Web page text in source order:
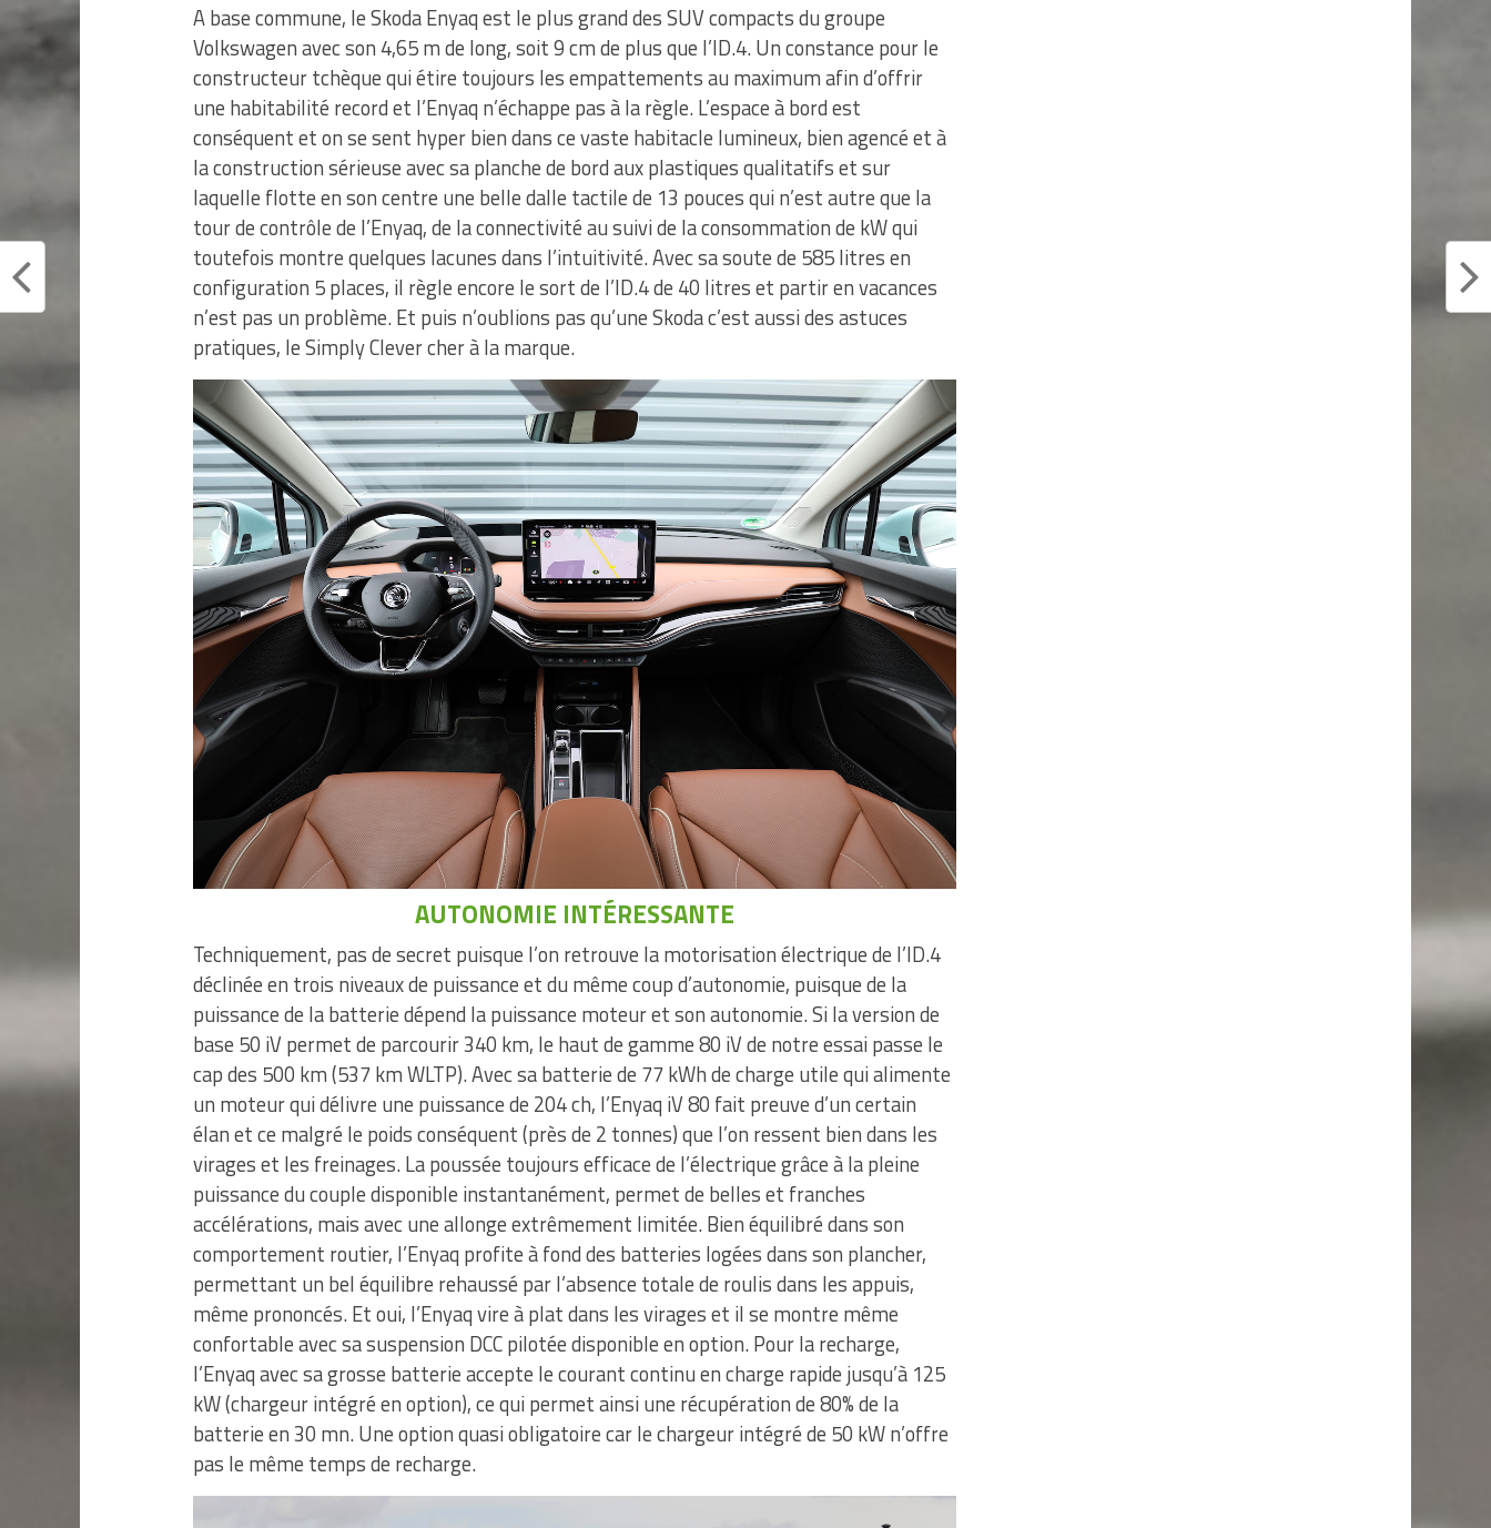
A base commune, le Skoda Enyaq est le plus grand des SUV compacts du groupe
Volkswagen avec son 4,65 m de long, soit 9 cm de plus que l’ID.4. Un constance pour le
constructeur tchèque qui étire toujours les empattements au maximum afin d’offrir
une habitabilité record et l’Enyaq n’échappe pas à la règle. L’espace à bord est
conséquent et on se sent hyper bien dans ce vaste habitacle lumineux, bien agencé et à
la construction sérieuse avec sa planche de bord aux plastiques qualitatifs et sur
laquelle flotte en son centre une belle dalle tactile de 13 pouces qui n’est autre que la
tour de contrôle de l’Enyaq, de la connectivité au suivi de la consommation de kW qui
toutefois montre quelques lacunes dans l’intuitivité. Avec sa soute de 585 litres en
configuration 5 places, il règle encore le sort de l’ID.4 de 40 litres et partir en vacances
n’est pas un problème. Et puis n’oublions pas qu’une Skoda c’est aussi des astuces
pratiques, le Simply Clever cher à la marque.
AUTONOMIE INTÉRESSANTE
Techniquement, pas de secret puisque l’on retrouve la motorisation électrique de l’ID.4
déclinée en trois niveaux de puissance et du même coup d’autonomie, puisque de la
puissance de la batterie dépend la puissance moteur et son autonomie. Si la version de
base 50 iV permet de parcourir 340 km, le haut de gamme 80 iV de notre essai passe le
cap des 500 km (537 km WLTP). Avec sa batterie de 77 kWh de charge utile qui alimente
un moteur qui délivre une puissance de 204 ch, l’Enyaq iV 80 fait preuve d’un certain
élan et ce malgré le poids conséquent (près de 2 tonnes) que l’on ressent bien dans les
virages et les freinages. La poussée toujours efficace de l’électrique grâce à la pleine
puissance du couple disponible instantanément, permet de belles et franches
accélérations, mais avec une allonge extrêmement limitée. Bien équilibré dans son
comportement routier, l’Enyaq profite à fond des batteries logées dans son plancher,
permettant un bel équilibre rehaussé par l’absence totale de roulis dans les appuis,
même prononcés. Et oui, l’Enyaq vire à plat dans les virages et il se montre même
confortable avec sa suspension DCC pilotée disponible en option. Pour la recharge,
l’Enyaq avec sa grosse batterie accepte le courant continu en charge rapide jusqu’à 125
kW (chargeur intégré en option), ce qui permet ainsi une récupération de 80% de la
batterie en 30 mn. Une option quasi obligatoire car le chargeur intégré de 50 kW n’offre
pas le même temps de recharge.